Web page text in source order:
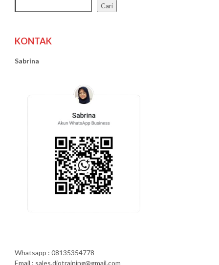
Cari
KONTAK
Sabrina
Whatsapp : 08135354778
Email : sales.diotraining@gmail.com